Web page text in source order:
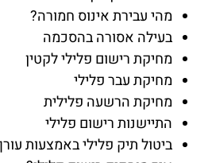
מהי עבירת אינוס חמורה?
בעילה אסורה בהסכמה
מחיקת רישום פלילי לקטין
מחיקת עבר פלילי
מחיקת הרשעה פלילית
התיישנות רישום פלילי
ביטול תיק פלילי באמצעות